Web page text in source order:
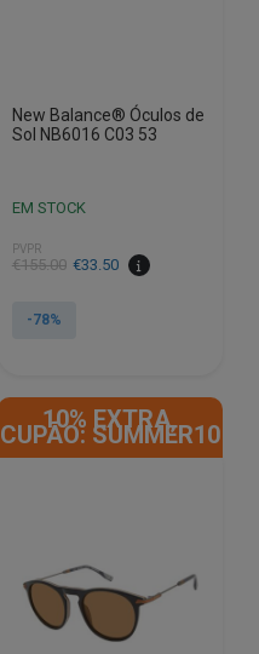
New Balance® Óculos de
Sol NB6016 C03 53
EM STOCK
PVPR
€155.00
O
original
€33.50
O
atual
-78%
10% EXTRA,
CUPÃO: SUMMER10